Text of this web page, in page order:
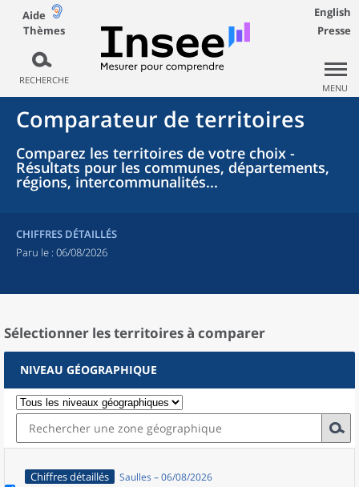
Aide
Thèmes
RECHERCHE
English
Presse
MENU
Comparateur de territoires
Comparez les territoires de votre choix -
Résultats pour les communes, départements,
régions, intercommunalités...
CHIFFRES DÉTAILLÉS
Paru le : 06/08/2026
Sélectionner les territoires à comparer
NIVEAU GÉOGRAPHIQUE
Chiffres détaillés Saulles – 06/08/2026